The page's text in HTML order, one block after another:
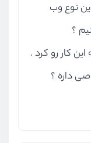
نوع وب
؟
کار رو کرد .
داره ؟